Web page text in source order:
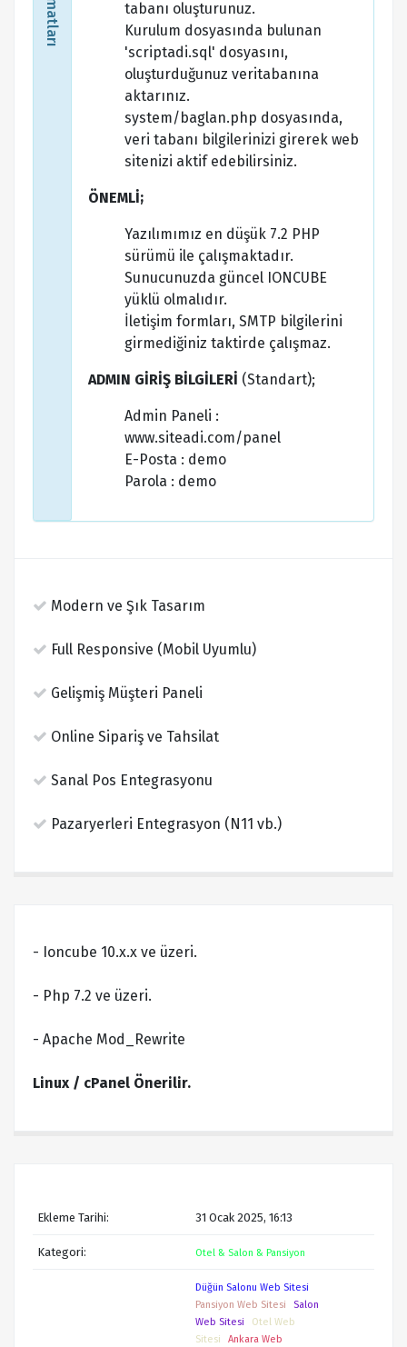
tabanı oluşturunuz.
Kurulum dosyasında bulunan
'scriptadi.sql' dosyasını,
oluşturduğunuz veritabanına
aktarınız.
system/baglan.php dosyasında,
veri tabanı bilgilerinizi girerek web
sitenizi aktif edebilirsiniz.
ÖNEMLİ;
Yazılımımız en düşük 7.2 PHP
sürümü ile çalışmaktadır.
Sunucunuzda güncel IONCUBE
yüklü olmalıdır.
İletişim formları, SMTP bilgilerini
girmediğiniz taktirde çalışmaz.
ADMIN GİRİŞ BİLGİLERİ (Standart);
Admin Paneli :
www.siteadi.com/panel
E-Posta : demo
Parola : demo
Modern ve Şık Tasarım
Full Responsive (Mobil Uyumlu)
Gelişmiş Müşteri Paneli
Online Sipariş ve Tahsilat
Sanal Pos Entegrasyonu
Pazaryerleri Entegrasyon (N11 vb.)
- Ioncube 10.x.x ve üzeri.
- Php 7.2 ve üzeri.
- Apache Mod_Rewrite
Linux / cPanel Önerilir.
Ekleme Tarihi: 31 Ocak 2025, 16:13
Kategori: Otel & Salon & Pansiyon
Düğün Salonu Web Sitesi
Pansiyon Web Sitesi
Salon
Web Sitesi
Otel Web
Sitesi
Ankara Web